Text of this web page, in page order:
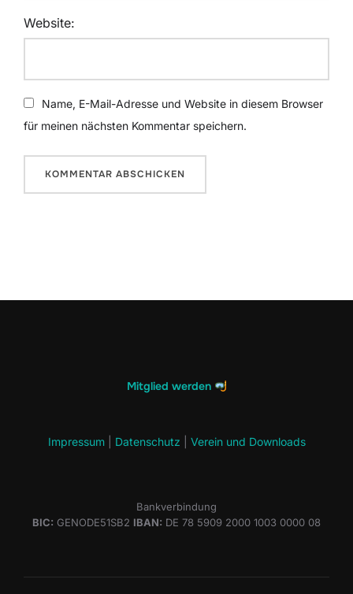
Website:
Name, E-Mail-Adresse und Website in diesem Browser
für meinen nächsten Kommentar speichern.
Mitglied werden
Impressum| Datenschutz Verein und Downloads
Bankverbindung
BIC: GENODE51SB2 IBAN: DE 78 5909 2000 1003 0000 08